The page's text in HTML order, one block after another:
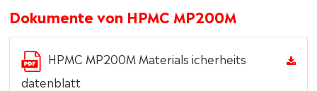
Dokumente von HPMC MP200M
HPMC MP200M Materials icherheits
datenblatt